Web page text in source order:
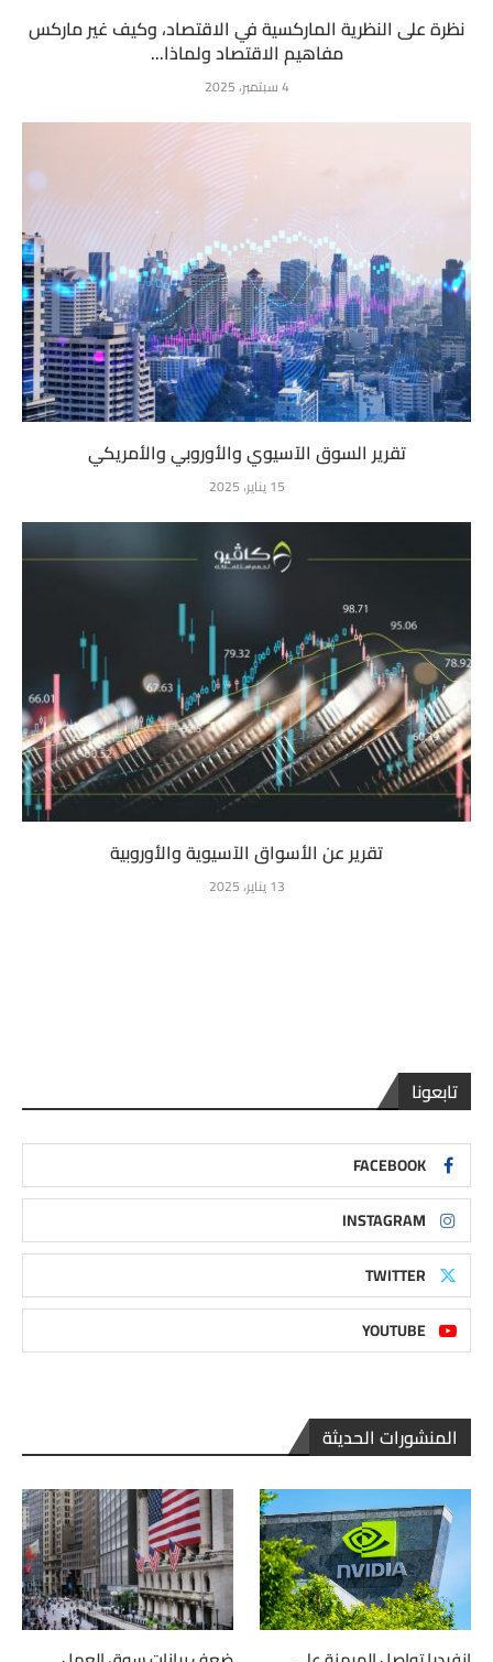
نظرة على النظرية الماركسية في الاقتصاد، وكيف غير ماركس
مفاهيم الاقتصاد ولماذا...
4 سبتمبر، 2025
تقرير السوق الآسيوي والأوروبي والأمريكي
15 يناير، 2025
تقرير عن الأسواق الآسيوية والأوروبية
13 يناير، 2025
تابعونا
FACEBOOK
INSTAGRAM
TWITTER
YOUTUBE
المنشورات الحديثة